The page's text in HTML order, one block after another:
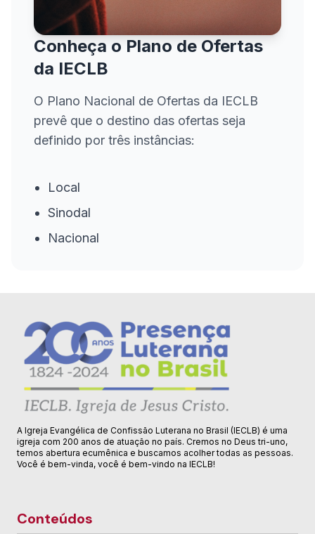
Conheça o Plano de Ofertas
da IECLB
O Plano Nacional de Ofertas da IECLB
prevê que o destino das ofertas seja
definido por três instâncias:
Local
Sinodal
Nacional
A Igreja Evangélica de Confissão Luterana no Brasil (IECLB) é uma
igreja com 200 anos de atuação no país. Cremos no Deus tri-uno,
temos abertura ecumênica e buscamos acolher todas as pessoas.
Você é bem-vinda, você é bem-vindo na IECLB!
Conteúdos